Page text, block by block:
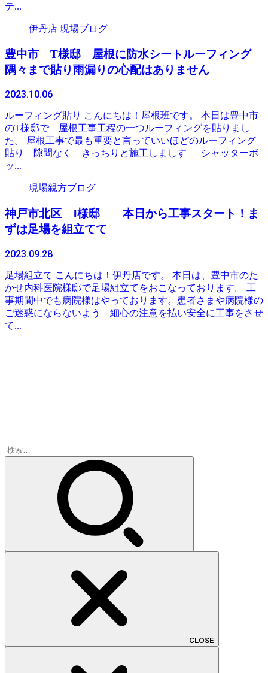
テ...
伊丹店 現場ブログ
豊中市 T様邸 屋根に防水シートルーフィング
隅々まで貼り雨漏りの心配はありません
2023.10.06
ルーフィング貼り こんにちは！屋根班です。 本日は豊中市
のT様邸で 屋根工事工程の一つルーフィングを貼りまし
た。 屋根工事で最も重要と言っていいほどのルーフィング
貼り 隙間なく きっちりと施工しましす シャッターボ
ッ...
現場親方ブログ
神戸市北区 I様邸 本日から工事スタート！ま
ずは足場を組立てて
2023.09.28
足場組立て こんにちは！伊丹店です。 本日は、豊中市のた
かせ内科医院様邸で足場組立てをおこなっております。 工
事期間中でも病院様はやっております。患者さまや病院様の
ご迷惑にならないよう 細心の注意を払い安全に工事をさせ
て...
検
索:
CLOSE